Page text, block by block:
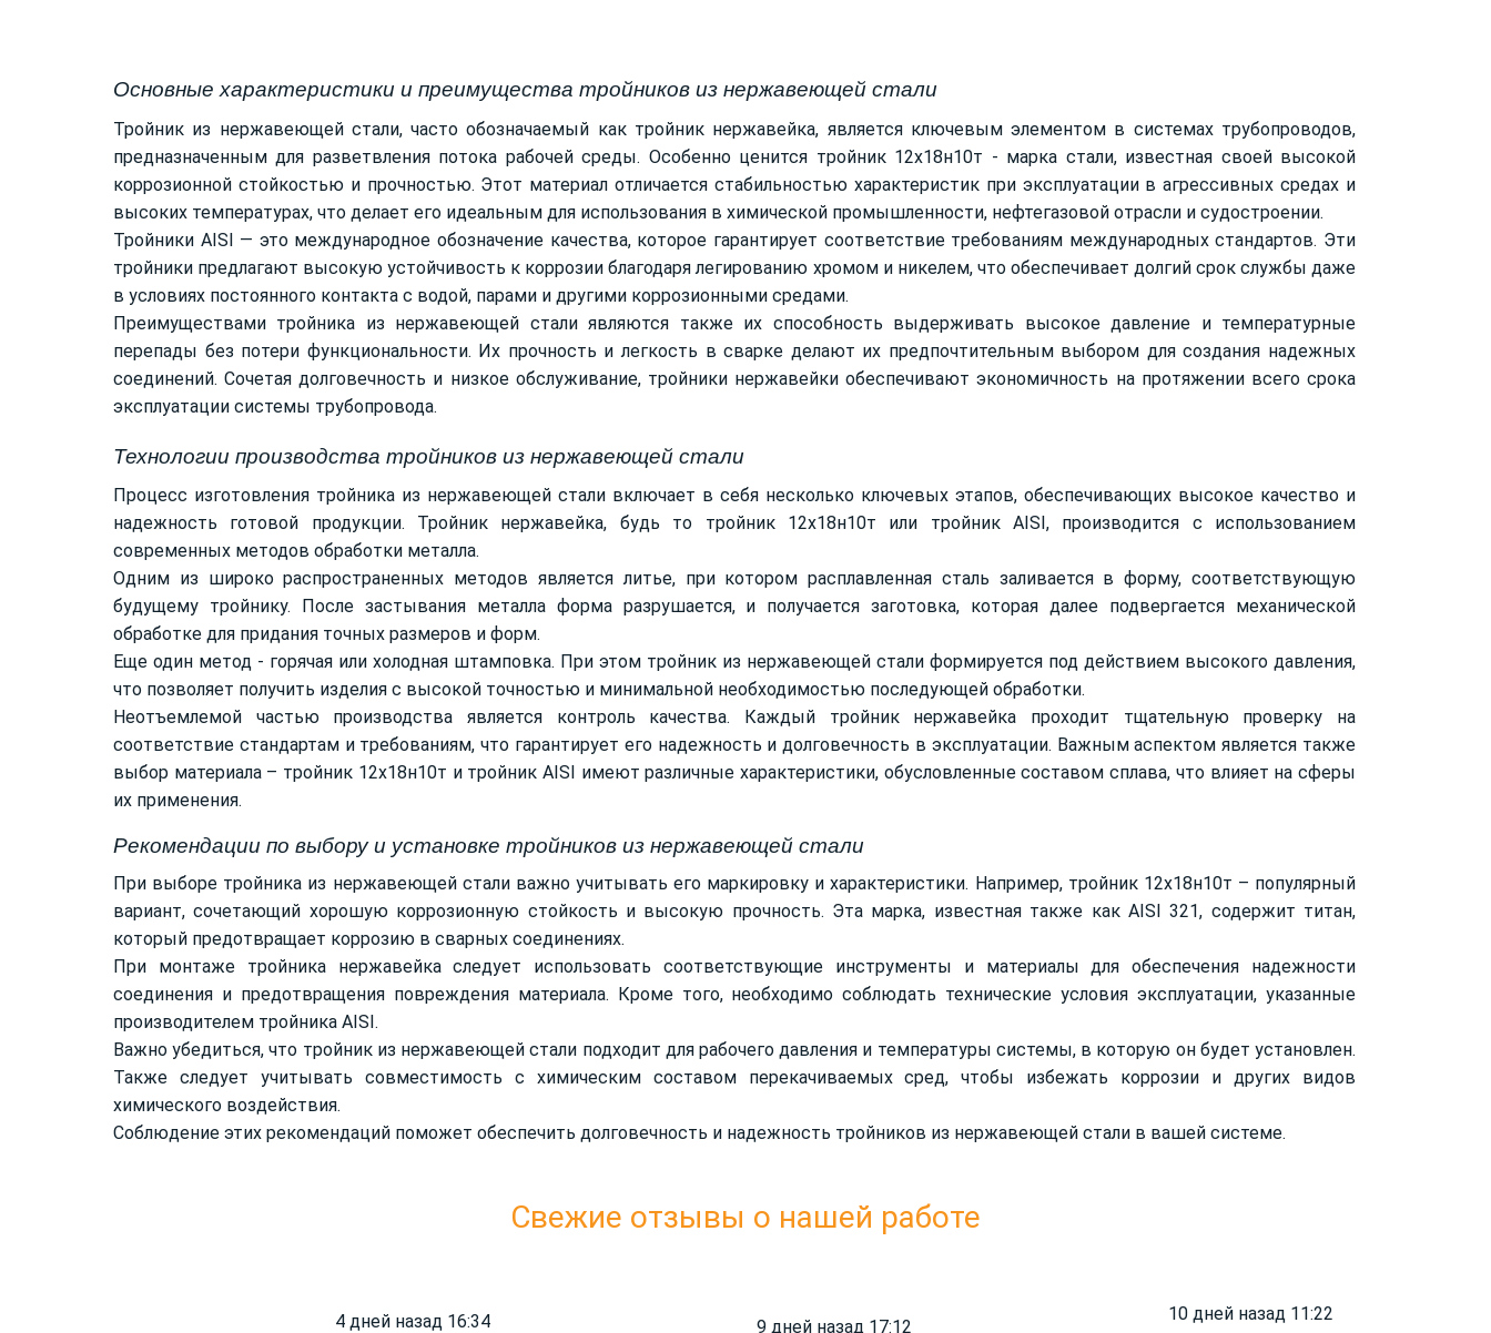
Основные характеристики и преимущества тройников из нержавеющей стали
Тройник из нержавеющей стали, часто обозначаемый как тройник нержавейка, является ключевым элементом в системах трубопроводов,
предназначенным для разветвления потока рабочей среды. Особенно ценится тройник 12х18н10т - марка стали, известная своей высокой
коррозионной стойкостью и прочностью. Этот материал отличается стабильностью характеристик при эксплуатации в агрессивных средах и
высоких температурах, что делает его идеальным для использования в химической промышленности, нефтегазовой отрасли и судостроении.
Тройники AISI — это международное обозначение качества, которое гарантирует соответствие требованиям международных стандартов. Эти
тройники предлагают высокую устойчивость к коррозии благодаря легированию хромом и никелем, что обеспечивает долгий срок службы даже
в условиях постоянного контакта с водой, парами и другими коррозионными средами.
Преимуществами тройника из нержавеющей стали являются также их способность выдерживать высокое давление и температурные
перепады без потери функциональности. Их прочность и легкость в сварке делают их предпочтительным выбором для создания надежных
соединений. Сочетая долговечность и низкое обслуживание, тройники нержавейки обеспечивают экономичность на протяжении всего срока
эксплуатации системы трубопровода.
Технологии производства тройников из нержавеющей стали
Процесс изготовления тройника из нержавеющей стали включает в себя несколько ключевых этапов, обеспечивающих высокое качество и
надежность готовой продукции. Тройник нержавейка, будь то тройник 12х18н10т или тройник AISI, производится с использованием
современных методов обработки металла.
Одним из широко распространенных методов является литье, при котором расплавленная сталь заливается в форму, соответствующую
будущему тройнику. После застывания металла форма разрушается, и получается заготовка, которая далее подвергается механической
обработке для придания точных размеров и форм.
Еще один метод - горячая или холодная штамповка. При этом тройник из нержавеющей стали формируется под действием высокого давления,
что позволяет получить изделия с высокой точностью и минимальной необходимостью последующей обработки.
Неотъемлемой частью производства является контроль качества. Каждый тройник нержавейка проходит тщательную проверку на
соответствие стандартам и требованиям, что гарантирует его надежность и долговечность в эксплуатации. Важным аспектом является также
выбор материала – тройник 12х18н10т и тройник AISI имеют различные характеристики, обусловленные составом сплава, что влияет на сферы
их применения.
Рекомендации по выбору и установке тройников из нержавеющей стали
При выборе тройника из нержавеющей стали важно учитывать его маркировку и характеристики. Например, тройник 12х18н10т – популярный
вариант, сочетающий хорошую коррозионную стойкость и высокую прочность. Эта марка, известная также как AISI 321, содержит титан,
который предотвращает коррозию в сварных соединениях.
При монтаже тройника нержавейка следует использовать соответствующие инструменты и материалы для обеспечения надежности
соединения и предотвращения повреждения материала. Кроме того, необходимо соблюдать технические условия эксплуатации, указанные
производителем тройника AISI.
Важно убедиться, что тройник из нержавеющей стали подходит для рабочего давления и температуры системы, в которую он будет установлен.
Также следует учитывать совместимость с химическим составом перекачиваемых сред, чтобы избежать коррозии и других видов
химического воздействия.
Соблюдение этих рекомендаций поможет обеспечить долговечность и надежность тройников из нержавеющей стали в вашей системе.
Свежие отзывы о нашей работе
4 дней назад 16:34 9 дней назад 17:12
10 дней назад 11:22